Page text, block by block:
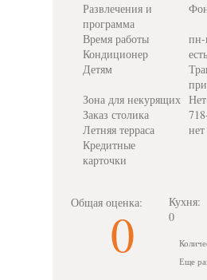
Развлечения и
программа
Время работы
пн-
Кондиционер
есть
Детям
Зона для некурящих Нет
Заказ столика
Летняя терраса
нет
Кредитные
карточки
Общая оценка:
0
Кухня:
0
Еще